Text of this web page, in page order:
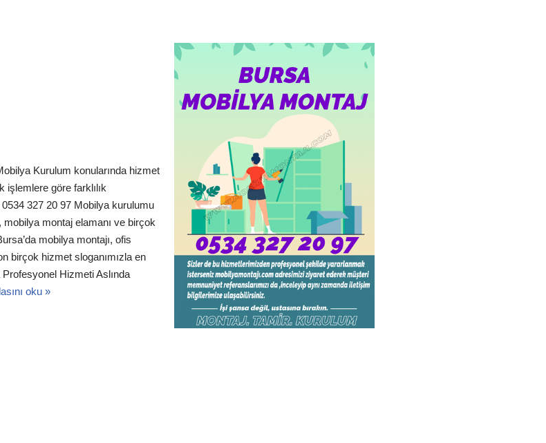
Kurulum konularında hizmet
işlemlere göre farklılık
327 20 97 Mobilya kurulumu
mobilya montaj elamanı ve birçok
mobilya montajı, ofis
birçok hizmet sloganımızla en
Hizmeti Aslında
oku »